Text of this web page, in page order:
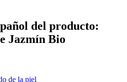
del producto:
Jazmín Bio
de la piel